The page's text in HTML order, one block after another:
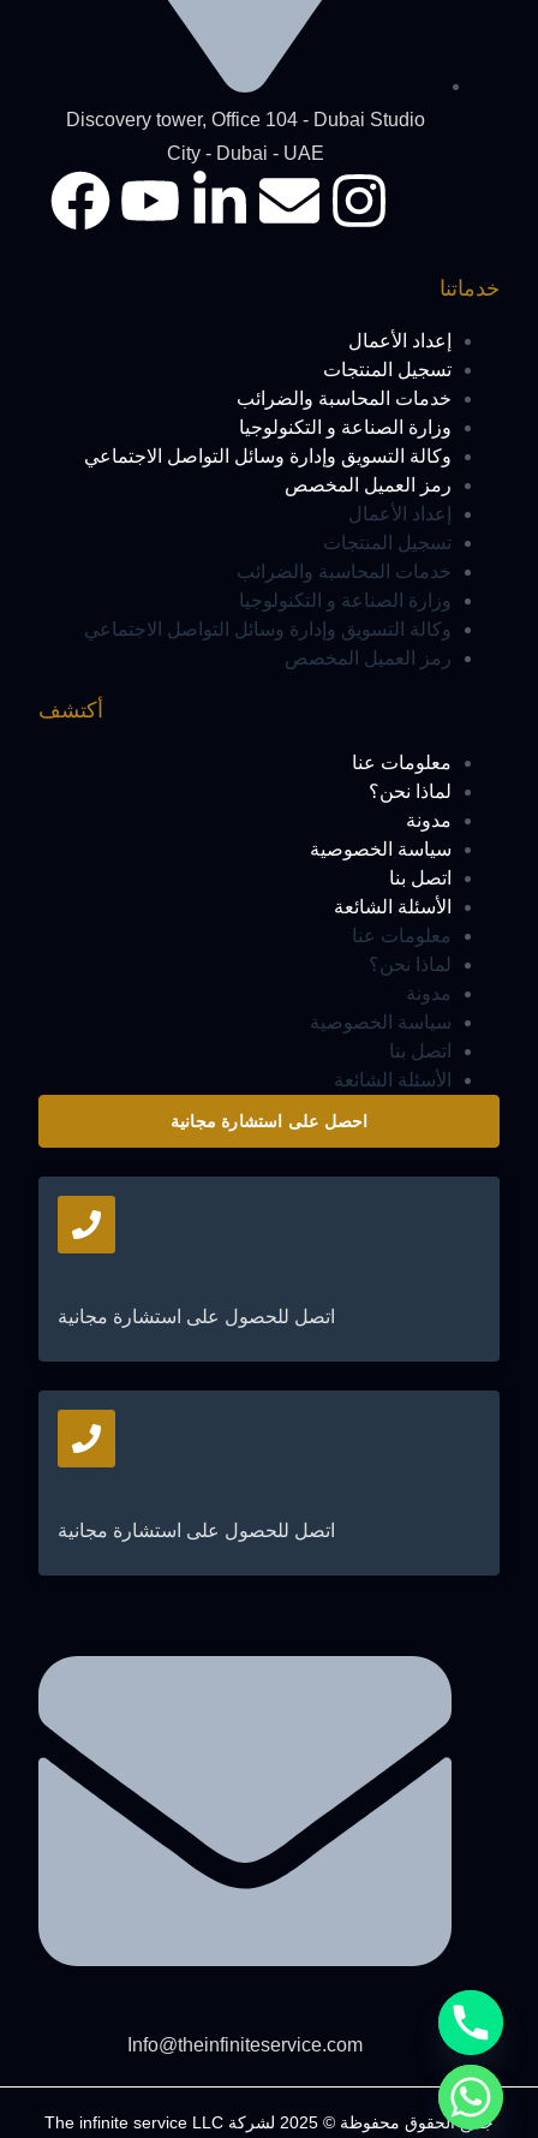
Discovery tower, Office 104 - Dubai Studio
City - Dubai - UAE
خدماتنا
إعداد الأعمال
تسجيل المنتجات
خدمات المحاسبة والضرائب
وزارة الصناعة و التكنولوجيا
وكالة التسويق وإدارة وسائل التواصل الاجتماعي
رمز العميل المخصص
إعداد الأعمال
تسجيل المنتجات
خدمات المحاسبة والضرائب
وزارة الصناعة و التكنولوجيا
وكالة التسويق وإدارة وسائل التواصل الاجتماعي
رمز العميل المخصص
أكتشف
معلومات عنا
لماذا نحن؟
مدونة
سياسة الخصوصية
اتصل بنا
الأسئلة الشائعة
معلومات عنا
لماذا نحن؟
مدونة
سياسة الخصوصية
اتصل بنا
الأسئلة الشائعة
احصل على استشارة مجانية
اتصل للحصول على استشارة مجانية
اتصل للحصول على استشارة مجانية
Info@theinfiniteservice.com
جميع الحقوق محفوظة © 2025 لشركة The infinite service LLC